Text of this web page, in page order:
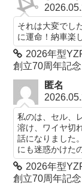
それは大変でし
に運命！納車楽
2026年型
創立70周年記念
匿名
私のは、セル、
溶け、ワイヤ切
話になりました
にも迷惑かけた
2026年型
創立70周年記念